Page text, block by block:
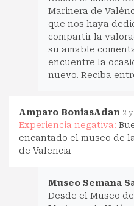
Marinera de
que nos haya
compartir la
su amable
encuentre la
nuevo. Reciba
Amparo BoniasAdan 2
Experiencia negativa:
encantado el museo de
de Valencia
Museo Semana
Desde el Museo